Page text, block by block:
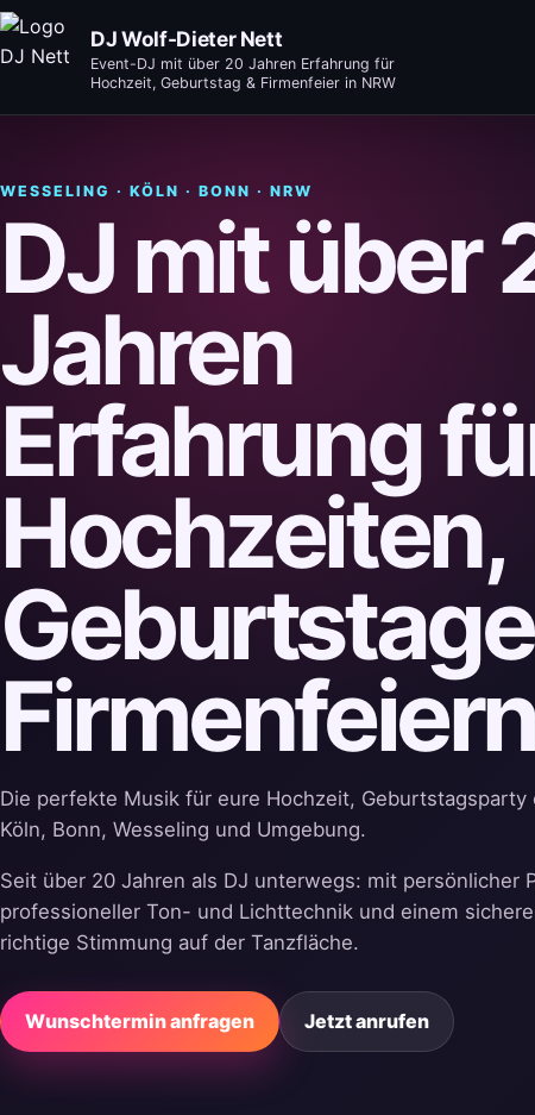
DJ Wolf-Dieter Nett
Event-DJ mit über 20 Jahren Erfahrung für
Hochzeit, Geburtstag & Firmenfeier in NRW
WESSELING · KÖLN · BONN · NRW
DJ mit über
Jahren
Erfahrung
Hochzeiten,
Firmenfeiern
Die perfekte Musik für eure Hochzeit, Geburtstagsparty
Köln, Bonn, Wesseling und Umgebung.
Seit über 20 Jahren als DJ unterwegs: mit persönlicher
professioneller Ton- und Lichttechnik und einem
richtige Stimmung auf der Tanzfläche.
Wunschtermin anfragen Jetzt anrufen